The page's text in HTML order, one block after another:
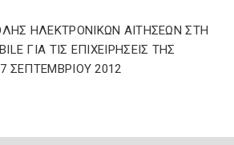
ΗΛΕΚΤΡΟΝΙΚΩΝ ΑΙΤΗΣΕΩΝ ΣΤΗ
ΓΙΑ ΤΙΣ ΕΠΙΧΕΙΡΗΣΕΙΣ ΤΗΣ
ΣΕΠΤΕΜΒΡΙΟΥ 2012